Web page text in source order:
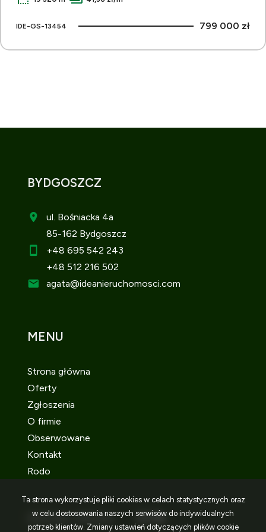
IDE-GS-13454 799 000 zł
BYDGOSZCZ
ul. Bośniacka 4a
85-162 Bydgoszcz
+48 695 542 243
+48 512 216 502
agata@ideanieruchomosci.com
MENU
Strona główna
Oferty
Zgłoszenia
O firmie
Obserwowane
Kontakt
Rodo
SOCIAL MEDIA Facebook
Facebook
Facebook
Ta strona wykorzystuje pliki cookies w celach statystycznych oraz
w celu dostosowania naszych serwisów do indywidualnych
potrzeb klientów. Zmiany ustawień dotyczących plików cookie